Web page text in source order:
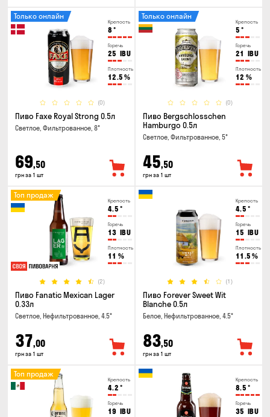
Крепость
8 °
Горечь
25 IBU
Плотность
12.5 %
(0)
Только онлайн
Пиво Faxe Royal Strong 0.5л
Светлое, Фильтрованное, 8°
69,50
грн за 1 шт
Крепость
5 °
Горечь
21 IBU
Плотность
12 %
(0)
Только онлайн
Пиво Bergschlosschen
Hamburgo 0.5л
Светлое, Фильтрованное, 5°
45,50
грн за 1 шт
Крепость
4.5 °
Горечь
13 IBU
Плотность
11 %
(2)
Топ продаж
Пиво Fanatic Mexican Lager
0.33л
Светлое, Нефильтрованное, 4.5°
37,00
грн за 1 шт
Крепость
4.5 °
Горечь
15 IBU
Плотность
11.5 %
(1)
Пиво Forever Sweet Wit
Blanche 0.5л
Белое, Нефильтрованное, 4.5°
83,50
грн за 1 шт
Крепость
4.2 °
Горечь
19 IBU
Топ продаж
Крепость
8.5 °
Горечь
35 IBU